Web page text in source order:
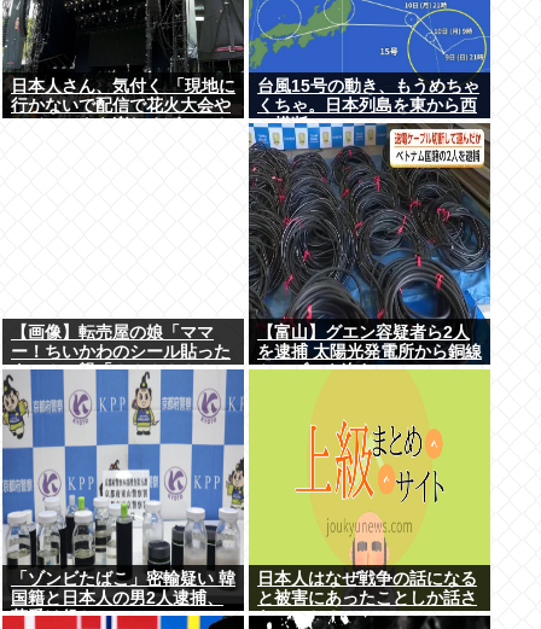
日本人さん、気付く 「現地に
行かないで配信で花火大会や
台風15号の動き、もうめちゃ
くちゃ。日本列島を東から西
に横断
【画像】転売屋の娘「ママ
ー！ちいかわのシール貼った
よー！」親「！！！！！！」
【富山】グエン容疑者ら2人
を逮捕 太陽光発電所から銅線
ケーブルを盗む
「ゾンビたばこ」密輸疑い 韓
国籍と日本人の男2人逮捕、
荷受け役か
日本人はなぜ戦争の話になる
と被害にあったことしか話さ
ないのか？